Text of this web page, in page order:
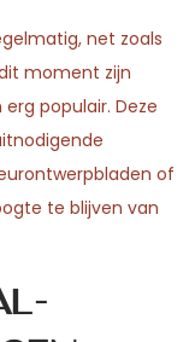
net zoals
moment zijn
populair. Deze
of
te blijven van